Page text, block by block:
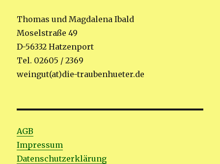
Thomas und Magdalena Ibald
Moselstraße 49
D-56332 Hatzenport
Tel. 02605 / 2369
weingut(at)die-traubenhueter.de
AGB
Impressum
Datenschutzerklärung